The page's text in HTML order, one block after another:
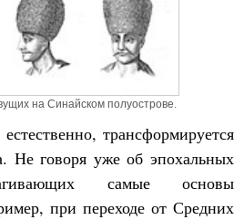
на Синайском полуострове.
трансформируется
Не говоря уже об эпохальных
самые основы
при переходе от Средних